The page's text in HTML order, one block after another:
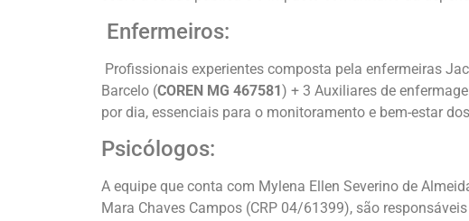
Enfermeiros:
Profissionais experientes composta pela enfermeiras
Barcelo (COREN MG 467581) + 3 Auxiliares de
por dia, essenciais para o monitoramento e bem-estar
Psicólogos:
A equipe que conta com Mylena Ellen Severino de
Mara Chaves Campos (CRP 04/61399), são